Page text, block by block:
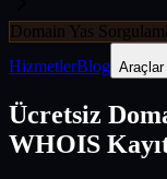
Domain Yas
HizmetlerBlog Araçlar
Ücretsiz
WHOIS